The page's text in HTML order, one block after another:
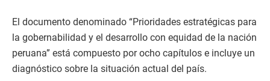
El documento denominado “Prioridades estratégicas para
la gobernabilidad y el desarrollo con equidad de la nación
peruana” está compuesto por ocho capítulos e incluye un
diagnóstico sobre la situación actual del país.